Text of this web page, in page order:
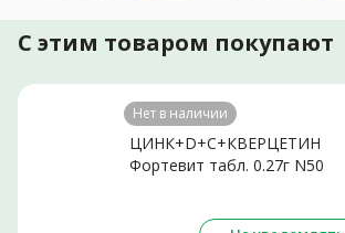
С этим товаром покупают
Нет в наличии
ЦИНК+D+С+КВЕРЦЕТИН
Фортевит табл. 0.27г N50